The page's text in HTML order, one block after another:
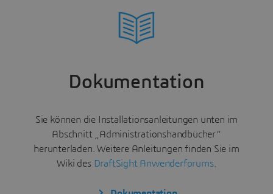
Dokumentation
Sie können die Installationsanleitungen unten im
Abschnitt „Administrationshandbücher“
herunterladen. Weitere Anleitungen finden Sie im
Wiki des DraftSight Anwenderforums.